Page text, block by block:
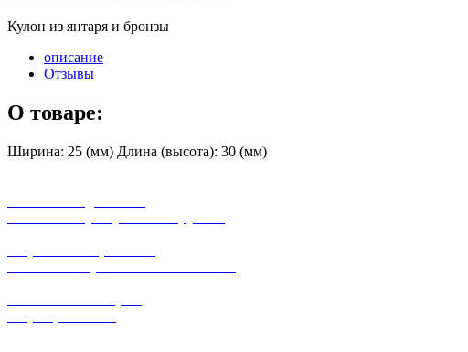
Кулон из янтаря и бронзы
описание
Отзывы
О товаре:
Ширина: 25 (мм) Длина (высота): 30 (мм)